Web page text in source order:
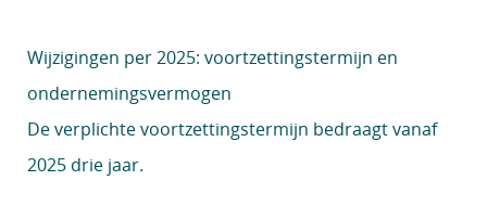
Wijzigingen per 2025: voortzettingstermijn en
ondernemingsvermogen
De verplichte voortzettingstermijn bedraagt vanaf
2025 drie jaar.